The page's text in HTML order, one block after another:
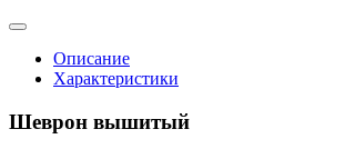
Описание
Характеристики
Шеврон вышитый